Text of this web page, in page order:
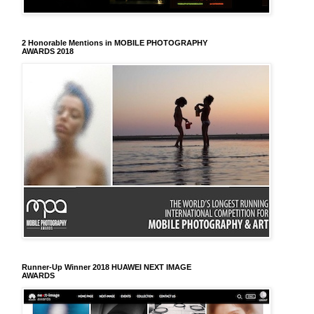
2 Honorable Mentions in MOBILE PHOTOGRAPHY
AWARDS 2018
Runner-Up Winner 2018 HUAWEI NEXT IMAGE
AWARDS